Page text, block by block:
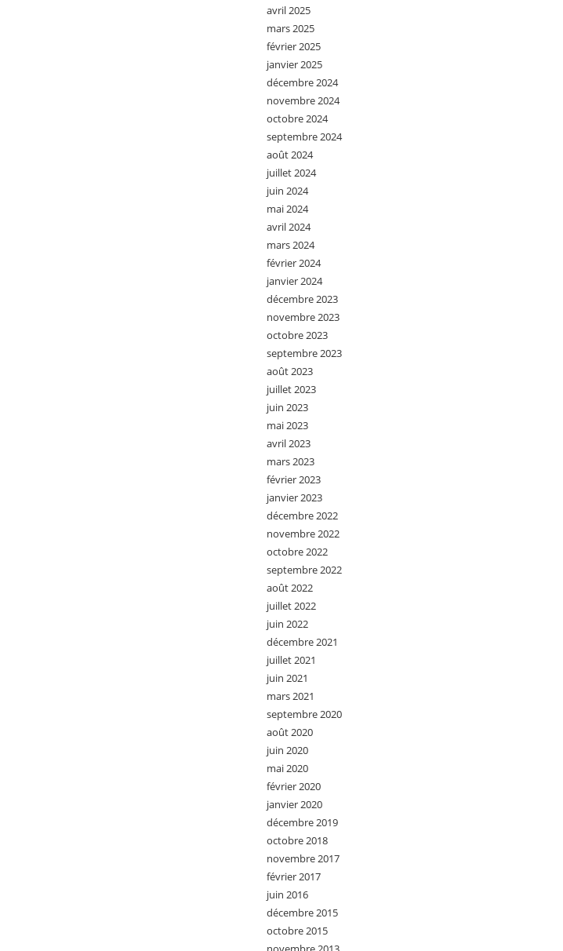
avril 2025
mars 2025
février 2025
janvier 2025
décembre 2024
novembre 2024
octobre 2024
septembre 2024
août 2024
juillet 2024
juin 2024
mai 2024
avril 2024
mars 2024
février 2024
janvier 2024
décembre 2023
novembre 2023
octobre 2023
septembre 2023
août 2023
juillet 2023
juin 2023
mai 2023
avril 2023
mars 2023
février 2023
janvier 2023
décembre 2022
novembre 2022
octobre 2022
septembre 2022
août 2022
juillet 2022
juin 2022
décembre 2021
juillet 2021
juin 2021
mars 2021
septembre 2020
août 2020
juin 2020
mai 2020
février 2020
janvier 2020
décembre 2019
octobre 2018
novembre 2017
février 2017
juin 2016
décembre 2015
octobre 2015